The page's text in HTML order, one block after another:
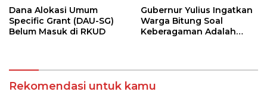
Dana Alokasi Umum
Specific Grant (DAU-SG)
Belum Masuk di RKUD
Gubernur Yulius Ingatkan
Warga Bitung Soal
Keberagaman Adalah
Rekomendasi untuk kamu